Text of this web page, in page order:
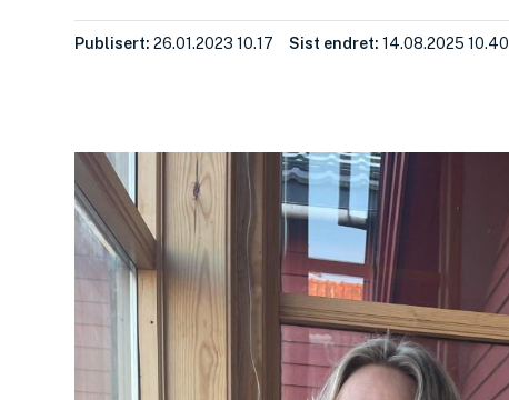
Publisert 26.01.2023 10.17 Sist endret 14.08.2025 10.40